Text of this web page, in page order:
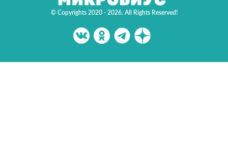
© Copyrights 2020 - 2026. All Rights Reserved!